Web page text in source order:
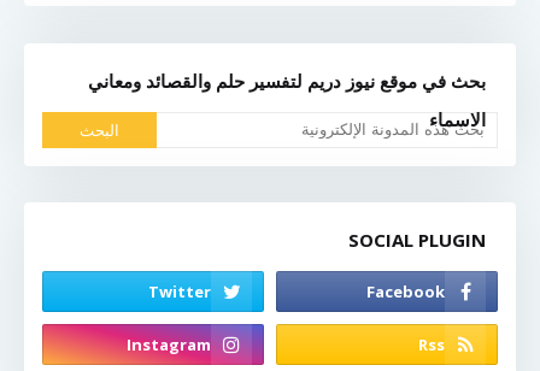
بحث في موقع نيوز دريم لتفسير حلم والقصائد ومعاني
الاسماء
SOCIAL PLUGIN